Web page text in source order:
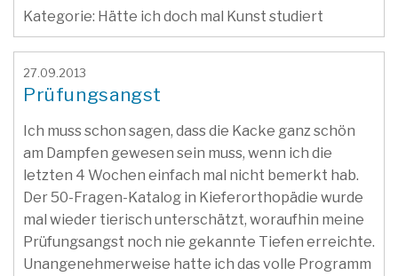
Kategorie: Hätte ich doch mal Kunst studiert
27.09.2013
Prüfungsangst
Ich muss schon sagen, dass die Kacke ganz schön
am Dampfen gewesen sein muss, wenn ich die
letzten 4 Wochen einfach mal nicht bemerkt hab.
Der 50-Fragen-Katalog in Kieferorthopädie wurde
mal wieder tierisch unterschätzt, woraufhin meine
Prüfungsangst noch nie gekannte Tiefen erreichte.
Unangenehmerweise hatte ich das volle Programm